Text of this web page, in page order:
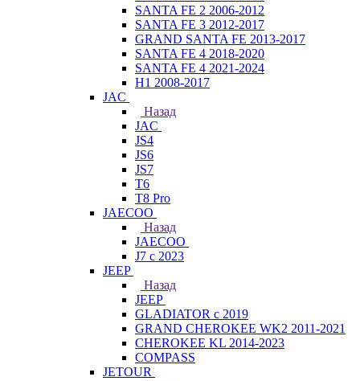
SANTA FE 2 2006-2012
SANTA FE 3 2012-2017
GRAND SANTA FE 2013-2017
SANTA FE 4 2018-2020
SANTA FE 4 2021-2024
H1 2008-2017
JAC
Назад
JAC
JS4
JS6
JS7
T6
T8 Pro
JAECOO
Назад
JAECOO
J7 с 2023
JEEP
Назад
JEEP
GLADIATOR с 2019
GRAND CHEROKEE WK2 2011-2021
CHEROKEE KL 2014-2023
COMPASS
JETOUR